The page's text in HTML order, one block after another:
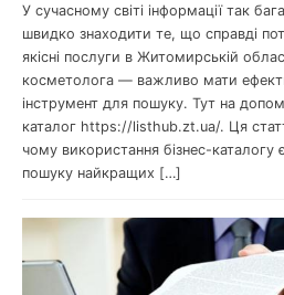
У сучасному світі інформації так
швидко знаходити те, що справді
якісні послуги в Житомирській
косметолога — важливо мати
інструмент для пошуку. Тут на
каталог https://listhub.zt.ua/. Ця
чому використання бізнес-
пошуку найкращих […]